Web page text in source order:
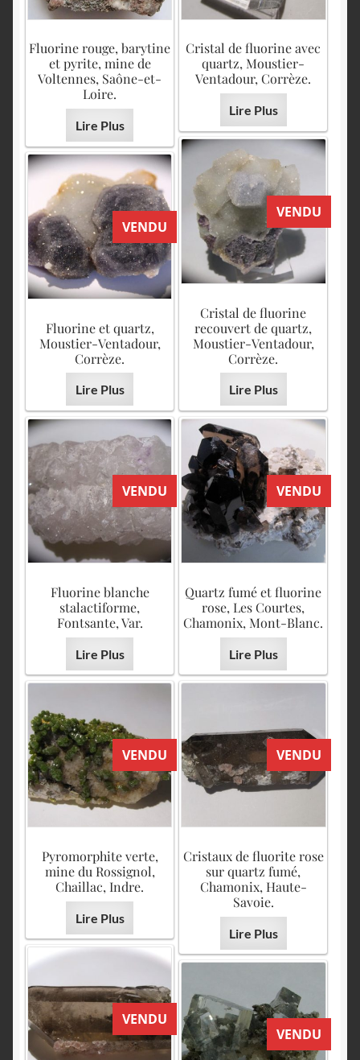
Fluorine rouge, barytine
et pyrite, mine de
Voltennes, Saône-et-
Loire.
Lire Plus
Cristal de fluorine avec
quartz, Moustier-
Ventadour, Corrèze.
Lire Plus
VENDU
Cristal de fluorine
recouvert de quartz,
Moustier-Ventadour,
Corrèze.
Lire Plus
VENDU
Fluorine et quartz,
Moustier-Ventadour,
Corrèze.
Lire Plus
VENDU
Fluorine blanche
stalactiforme,
Fontsante, Var.
Lire Plus
VENDU
Quartz fumé et fluorine
rose, Les Courtes,
Chamonix, Mont-Blanc.
Lire Plus
VENDU
Pyromorphite verte,
mine du Rossignol,
Chaillac, Indre.
Lire Plus
VENDU
Cristaux de fluorite rose
sur quartz fumé,
Chamonix, Haute-
Savoie.
Lire Plus
VENDU
VENDU